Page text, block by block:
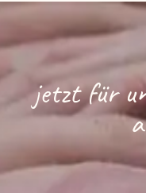
jetzt für